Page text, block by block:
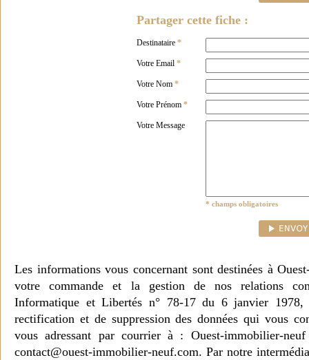
Partager cette fiche :
Destinataire *
Votre Email *
Votre Nom *
Votre Prénom *
Votre Message
* champs obligatoires
Les informations vous concernant sont destinées à
votre commande et la gestion de nos relations
Informatique et Libertés n° 78-17 du 6 janvier 1978,
rectification et de suppression des données qui vous
vous adressant par courrier à : Ouest-immobilier-
contact@ouest-immobilier-neuf.com. Par notre